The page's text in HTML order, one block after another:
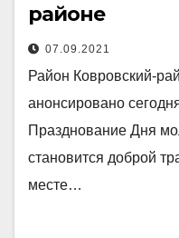
районе
07.09.2021
Район Ковровский-
анонсировано
Празднование Дня
становится доброй
месте…